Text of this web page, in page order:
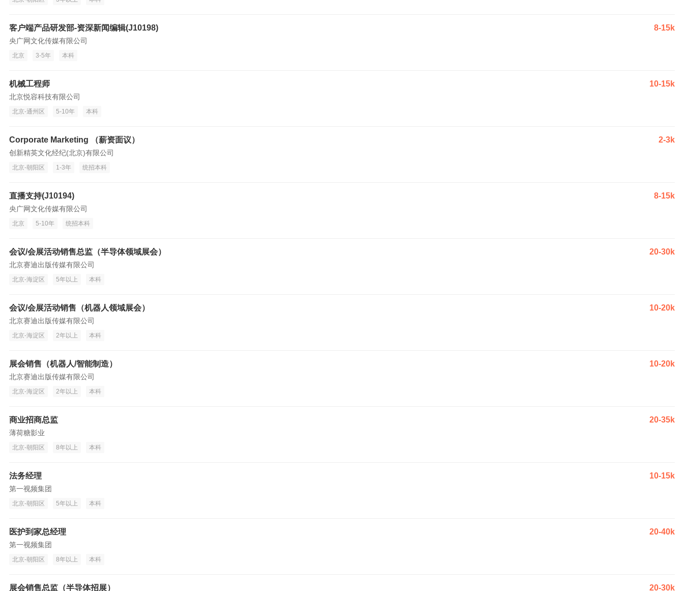
客户端产品研发部-资深新闻编辑(J10198) 8-15k
央广网文化传媒有限公司
北京 3-5年 本科
机械工程师 10-15k
北京悦容科技有限公司
北京-通州区 5-10年 本科
Corporate Marketing （薪资面议） 2-3k
创新精英文化经纪(北京)有限公司
北京-朝阳区 1-3年 统招本科
直播支持(J10194) 8-15k
央广网文化传媒有限公司
北京 5-10年 统招本科
会议/会展活动销售总监（半导体领域展会） 20-30k
北京赛迪出版传媒有限公司
北京-海淀区 5年以上 本科
会议/会展活动销售（机器人领域展会） 10-20k
北京赛迪出版传媒有限公司
北京-海淀区 2年以上 本科
展会销售（机器人/智能制造） 10-20k
北京赛迪出版传媒有限公司
北京-海淀区 2年以上 本科
商业招商总监 20-35k
薄荷糖影业
北京-朝阳区 8年以上 本科
法务经理 10-15k
第一视频集团
北京-朝阳区 5年以上 本科
医护到家总经理 20-40k
第一视频集团
北京-朝阳区 8年以上 本科
展会销售总监（半导体招展） 20-30k